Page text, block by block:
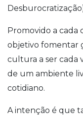
Promovido a cada
objetivo fomentar
cultura a ser cada
de um ambiente
cotidiano.
A intenção é que